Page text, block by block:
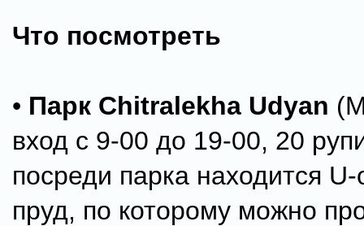
Что посмотреть
• Парк Chitralekha Udyan
вход с 9-00 до 19-00, 20
посреди парка находится
пруд, по которому можно